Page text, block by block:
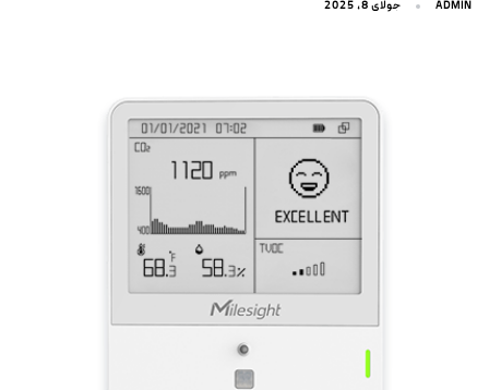
ADMIN جولای 8, 2025